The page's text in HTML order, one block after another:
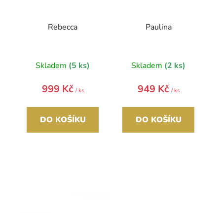
Rebecca
Skladem (5 ks)
999 Kč / ks
DO KOŠÍKU
Paulina
Skladem (2 ks)
949 Kč / ks
DO KOŠÍKU